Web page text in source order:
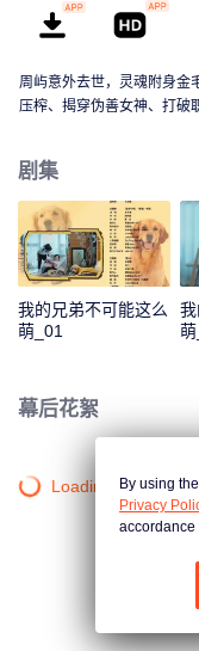
周屿意外去世，灵魂附身金
压榨、揭穿伪善女神、打破
剧集
我的兄弟不可能这么
萌_01
幕后花絮
Loading…By using
Privacy
accordance